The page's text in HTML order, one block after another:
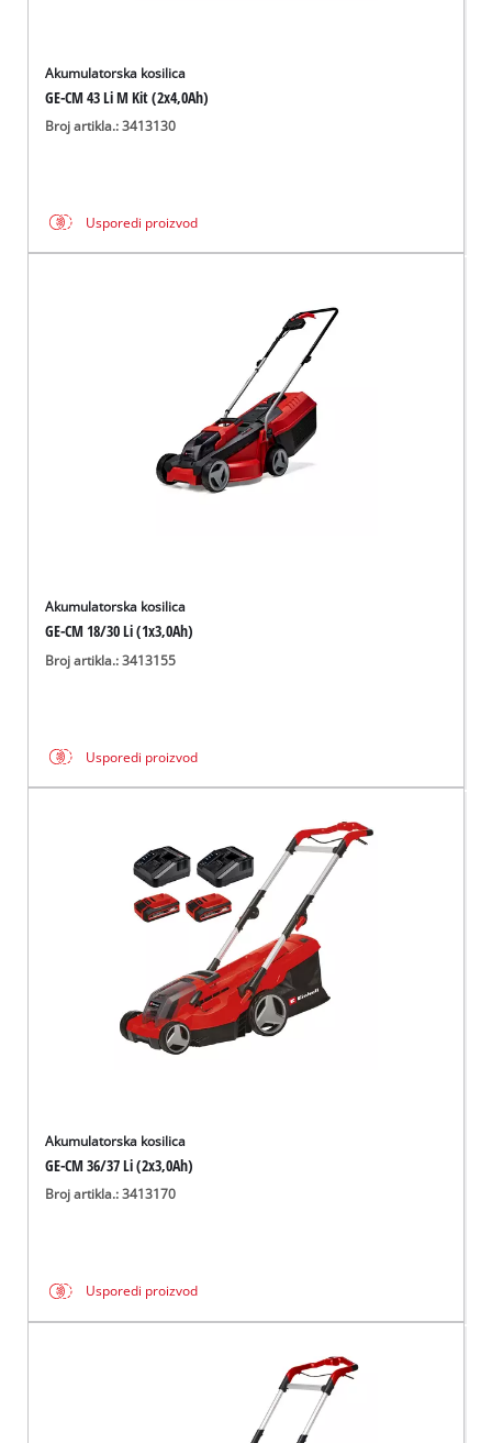
Akumulatorska kosilica
GE-CM 43 Li M Kit (2x4,0Ah)
Broj artikla.: 3413130
Usporedi proizvod
Akumulatorska kosilica
GE-CM 18/30 Li (1x3,0Ah)
Broj artikla.: 3413155
Usporedi proizvod
Akumulatorska kosilica
GE-CM 36/37 Li (2x3,0Ah)
Broj artikla.: 3413170
Usporedi proizvod